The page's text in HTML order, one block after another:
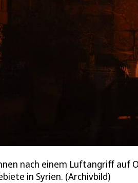
nach einem Luftangriff auf
in Syrien. (Archivbild)